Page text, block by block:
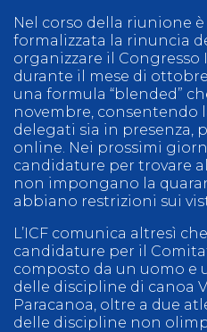
Nel corso della riunione
formalizzata la rinuncia
organizzare il Congresso
durante il mese di
una formula “blended”
novembre, consentendo
delegati sia in presenza,
online. Nei prossimi
candidature per trovare
non impongano la
abbiano restrizioni sui
L’ICF comunica altresì
candidature per il
composto da un uomo e
delle discipline di canoa
Paracanoa, oltre a due
delle discipline non